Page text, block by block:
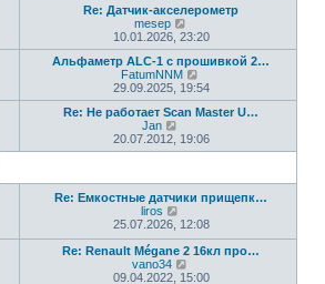
и
ю
б
щ
е
н
и
ю
е
м
у
с
о
о
б
щ
е
и
ю
л
н
е
с
о
щ
н
и
ю
к
о
с
л
д
н
е
у
с
о
б
щ
е
и
е
т
и
к
п
о
с
л
д
н
м
у
о
б
е
Re: Датчик-акселерометр
mesep
е
р
е
й
т
и
к
о
с
е
д
е
у
о
10.01.2026, 23:20
Альфаметр ALC-1 с прошивкой 2…
FatumNNM
е
р
е
т
и
о
с
л
е
д
н
е
29.09.2025, 19:54
Re: Не работает Scan Master U…
Jan
е
р
и
к
п
о
с
л
20.07.2012, 19:06
Re: Емкостные датчики прищепк…
liros
е
р
е
й
т
25.07.2026, 12:08
Re: Renault Mégane 2 16кл про…
vano34
е
09.04.2022, 15:00